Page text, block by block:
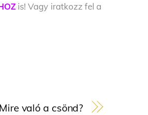
is! Vagy iratkozz fel a
való a csönd?